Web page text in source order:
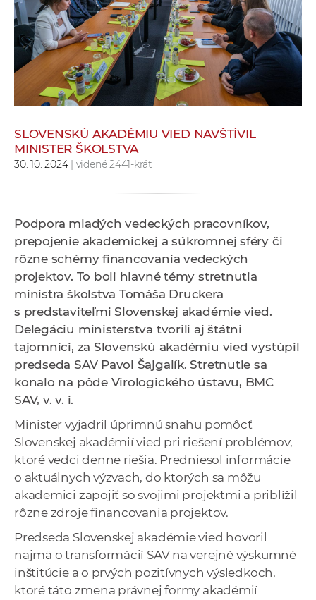
e
v
p
r
c
a
c
r
c
o
v
o
c
S
SLOVENSKÚ AKADÉMIU VIED NAVŠTÍVIL
MINISTER ŠKOLSTVA
30. 10. 2024| videné 2441-krát
Podpora mladých vedeckých pracovníkov,
prepojenie akademickej a súkromnej sféry či
rôzne schémy financovania vedeckých
projektov. To boli hlavné témy stretnutia
ministra školstva Tomáša Druckera
s predstaviteľmi Slovenskej akadémie vied.
Delegáciu ministerstva tvorili aj štátni
tajomníci, za Slovenskú akadémiu vied vystúpil
predseda SAV Pavol Šajgalík. Stretnutie sa
konalo na pôde Virologického ústavu, BMC
SAV, v. v. i.
Minister vyjadril úprimnú snahu pomôcť
Slovenskej akadémií vied pri riešení problémov,
ktoré vedci denne riešia. Predniesol informácie
o aktuálnych výzvach, do ktorých sa môžu
akademici zapojiť so svojimi projektmi a priblížil
rôzne zdroje financovania projektov.
Predseda Slovenskej akadémie vied hovoril
najmä o transformácií SAV na verejné výskumné
inštitúcie a o prvých pozitívnych výsledkoch,
ktoré táto zmena právnej formy akadémií